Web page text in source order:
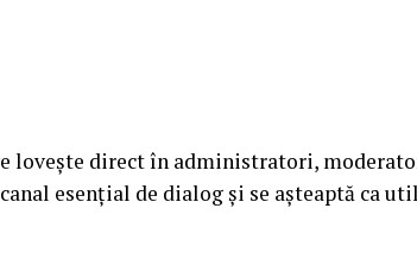
lovește direct în administratori,
esențial de dialog și se așteaptă ca